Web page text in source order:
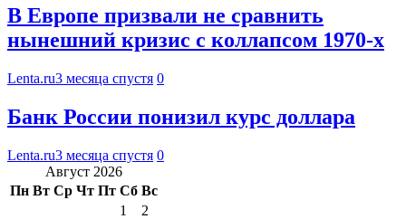
В Европе призвали не сравнить
нынешний кризис с коллапсом 1970-х
Lenta.ru3 месяца спустя 0
Банк России понизил курс доллара
Lenta.ru3 месяца спустя 0
Август 2026
Пн Вт Ср Чт Пт Сб Вс
1
2